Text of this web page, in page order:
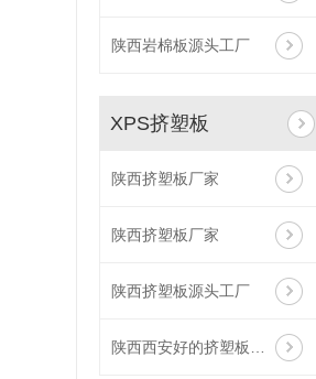
陕西保温材料
陕西岩棉板源头工厂
XPS挤塑板
陕西挤塑板厂家
陕西挤塑板厂家
陕西挤塑板源头工厂
陕西西安好的挤塑板厂家